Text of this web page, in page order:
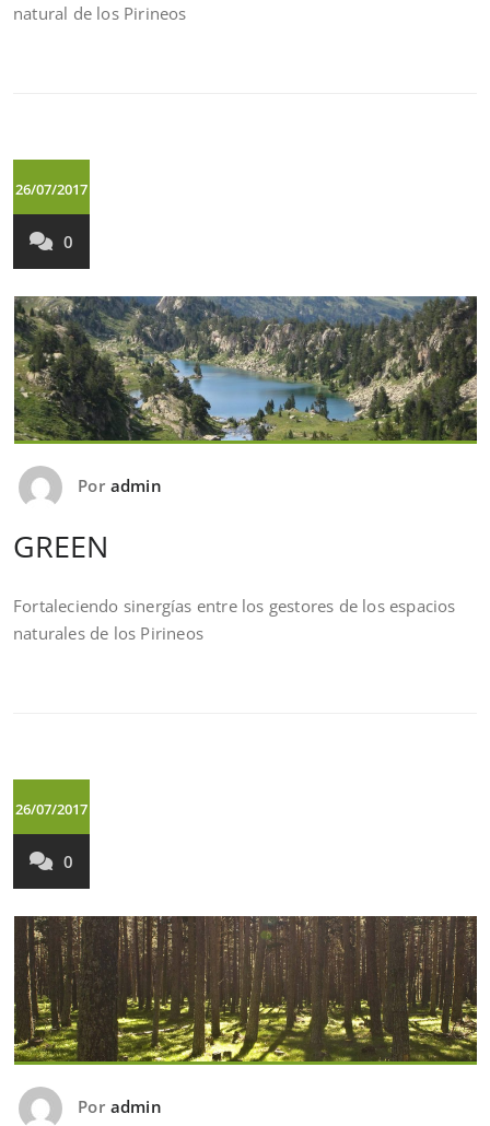
natural de los Pirineos
26/07/2017
0
Por admin
GREEN
Fortaleciendo sinergías entre los gestores de los espacios
naturales de los Pirineos
26/07/2017
0
Por admin